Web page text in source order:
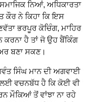
ਨਿਆਂ, ਅਧਿਕਾਰਤਾ
ਕੌਰ ਨੇ ਕਿਹਾ ਕਿ ਇਸ
ਭਰਪੂਰ ਕੋਚਿੰਗ, ਮਾਹਿਰ
ਹੈ ਤਾਂ ਜੋ ਉਹ ਬੈਂਕਿੰਗ
ਬਣਾ ਸਕਣ।
ਸਿੰਘ ਮਾਨ ਦੀ ਅਗਵਾਈ
ਵਚਨਬੱਧ ਹੈ ਕਿ ਕੋਈ ਵੀ
ਮੌਕਿਆਂ ਤੋਂ ਵਾਂਝਾ ਨਾ ਰਹੇ